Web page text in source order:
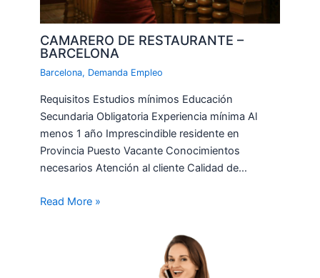
CAMARERO DE RESTAURANTE –
BARCELONA
Barcelona, Demanda Empleo
Requisitos Estudios mínimos Educación
Secundaria Obligatoria Experiencia mínima Al
menos 1 año Imprescindible residente en
Provincia Puesto Vacante Conocimientos
necesarios Atención al cliente Calidad de…
Read More »